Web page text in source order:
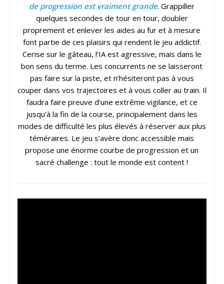
de progression est vraiment grande. Grappiller
quelques secondes de tour en tour, doubler
proprement et enlever les aides au fur et à mesure
font partie de ces plaisirs qui rendent le jeu addictif.
Cerise sur le gâteau, l’IA est agressive, mais dans le
bon sens du terme. Les concurrents ne se laisseront
pas faire sur la piste, et n’hésiteront pas à vous
couper dans vos trajectoires et à vous coller au train. Il
faudra faire preuve d’une extrême vigilance, et ce
jusqu’à la fin de la course, principalement dans les
modes de difficulté les plus élevés à réserver aux plus
téméraires. Le jeu s’avère donc accessible mais
propose une énorme courbe de progression et un
sacré challenge : tout le monde est content !